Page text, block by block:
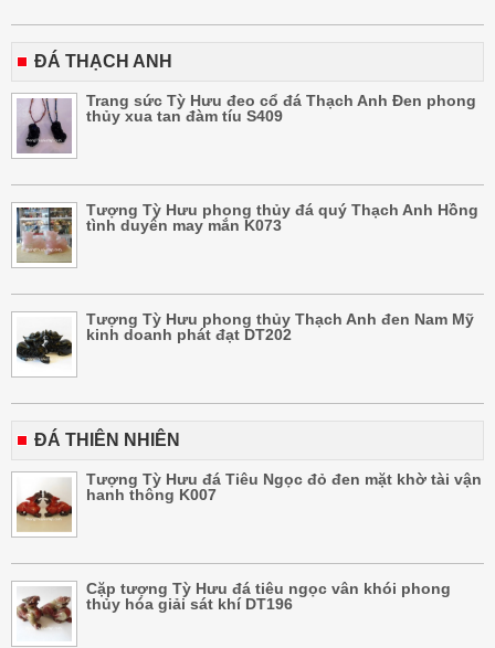
ĐÁ THẠCH ANH
Trang sức Tỳ Hưu đeo cổ đá Thạch Anh Đen phong
thủy xua tan đàm tíu S409
Tượng Tỳ Hưu phong thủy đá quý Thạch Anh Hồng
tình duyên may mắn K073
Tượng Tỳ Hưu phong thủy Thạch Anh đen Nam Mỹ
kinh doanh phát đạt DT202
ĐÁ THIÊN NHIÊN
Tượng Tỳ Hưu đá Tiêu Ngọc đỏ đen mặt khờ tài vận
hanh thông K007
Cặp tượng Tỳ Hưu đá tiêu ngọc vân khói phong
thủy hóa giải sát khí DT196